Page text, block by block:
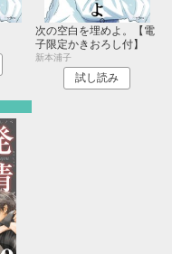
次の空白を埋めよ。【電
子限定かきおろし付】
新本浦子
試し読み